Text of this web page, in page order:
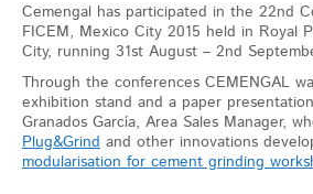
Cemengal has participated in the 22nd
FICEM, Mexico City 2015 held in Royal
City, running 31st August – 2nd
Through the conferences CEMENGAL
exhibition stand and a paper
Granados García, Area Sales Manager,
Plug&Grind and other innovations
modularisation for cement grinding